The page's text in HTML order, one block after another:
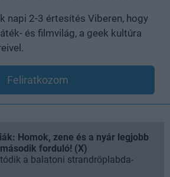
napi 2-3 értesítés Viberen, hogy
és filmvilág, a geek kultúra
Feliratkozom
Homok, zene és a nyár legjobb
forduló! (X)
a balatoni strandröplabda-